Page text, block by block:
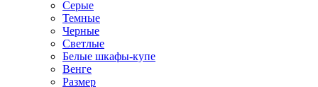
Серые
Темные
Черные
Светлые
Белые шкафы-купе
Венге
Размер